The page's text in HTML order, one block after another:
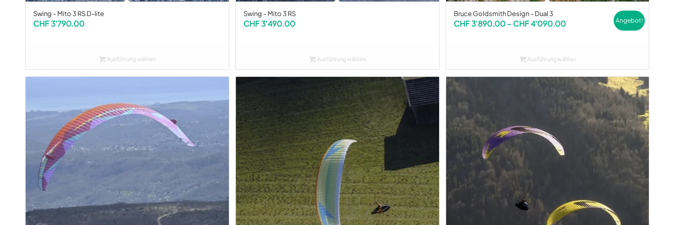
Swing – Mito 3 RS D-lite
CHF3'790.00
Ausführung wählen
Swing – Mito 3 RS
CHF3'490.00
Ausführung wählen
Bruce Goldsmith Design – Dual 3
CHF3'890.00 – CHF4'090.00Preisspanne:
CHF 4'090.00
Angebot!
Ausführung wählen